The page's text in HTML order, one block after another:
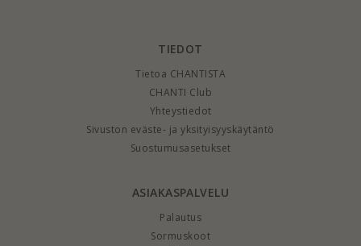
TIEDOT
Tietoa CHANTISTA
CHANTI Club
Yhteystiedot
Sivuston eväste- ja yksityisyyskäytäntö
Suostumusasetukset
ASIAKASPALVELU
Palautus
Sormuskoot